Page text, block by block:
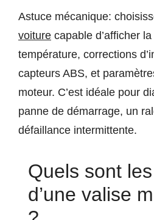
Astuce mécanique:
voiture capable d’afficher
température, corrections
capteurs ABS, et
moteur. C’est idéale pour
panne de démarrage, un
défaillance intermittente.
Quels sont
d’une valise